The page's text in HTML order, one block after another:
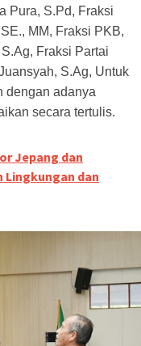
Pura, S.Pd, Fraksi
MM, Fraksi PKB,
Fraksi Partai
S.Ag, Untuk
dengan adanya
secara tertulis.
Jepang dan
Lingkungan dan